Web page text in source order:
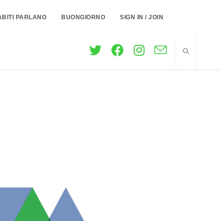
PARLANO BUONGIORNO SIGN IN / JOIN